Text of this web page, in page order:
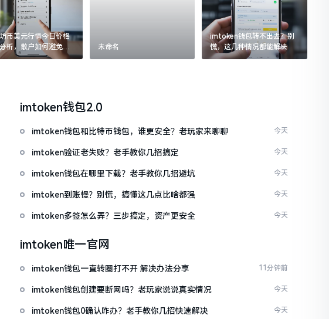
币美元行情今日价格
析，散户如何避免追
被套牢
未命名
imtoken钱包转不出去？别
慌，这几种情况都能解决
imtoken钱包2.0
imtoken钱包和比特币钱包，谁更安全？老玩家来聊聊 今天
imtoken验证老失败？老手教你几招搞定 今天
imtoken钱包在哪里下载？老手教你几招避坑 今天
imtoken到账慢？别慌，搞懂这几点比啥都强 今天
imtoken多签怎么弄？三步搞定，资产更安全 今天
imtoken唯一官网
imtoken钱包一直转圈打不开 解决办法分享 11分钟前
imtoken钱包创建要断网吗？老玩家说说真实情况 今天
imtoken钱包0确认咋办？老手教你几招快速解决 今天